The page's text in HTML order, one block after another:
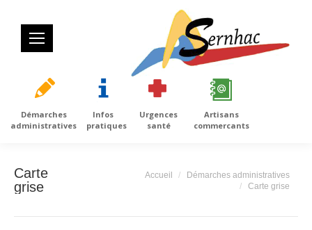
Démarches
administratives
Infos
pratiques
Urgences
santé
Artisans
commercants
Carte
grise
Vous êtes ici :
Accueil
Démarches administratives
Carte grise